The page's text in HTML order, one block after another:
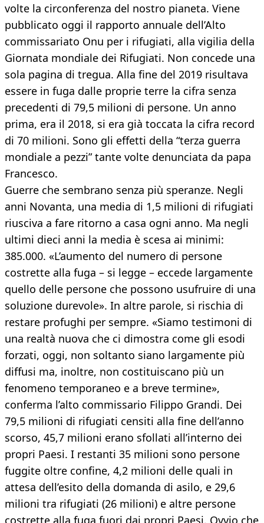
volte la circonferenza del nostro pianeta. Viene
pubblicato oggi il rapporto annuale dell’Alto
commissariato Onu per i rifugiati, alla vigilia della
Giornata mondiale dei Rifugiati. Non concede una
sola pagina di tregua. Alla fine del 2019 risultava
essere in fuga dalle proprie terre la cifra senza
precedenti di 79,5 milioni di persone. Un anno
prima, era il 2018, si era già toccata la cifra record
di 70 milioni. Sono gli effetti della “terza guerra
mondiale a pezzi” tante volte denunciata da papa
Francesco.
Guerre che sembrano senza più speranze. Negli
anni Novanta, una media di 1,5 milioni di rifugiati
riusciva a fare ritorno a casa ogni anno. Ma negli
ultimi dieci anni la media è scesa ai minimi:
385.000. «L’aumento del numero di persone
costrette alla fuga – si legge – eccede largamente
quello delle persone che possono usufruire di una
soluzione durevole». In altre parole, si rischia di
restare profughi per sempre. «Siamo testimoni di
una realtà nuova che ci dimostra come gli esodi
forzati, oggi, non soltanto siano largamente più
diffusi ma, inoltre, non costituiscano più un
fenomeno temporaneo e a breve termine»,
conferma l’alto commissario Filippo Grandi. Dei
79,5 milioni di rifugiati censiti alla fine dell’anno
scorso, 45,7 milioni erano sfollati all’interno dei
propri Paesi. I restanti 35 milioni sono persone
fuggite oltre confine, 4,2 milioni delle quali in
attesa dell’esito della domanda di asilo, e 29,6
milioni tra rifugiati (26 milioni) e altre persone
costrette alla fuga fuori dai propri Paesi. Ovvio che